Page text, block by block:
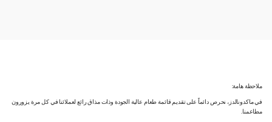
ملاحظة هامة:
في ماكدونالدز، نحرص دائماً على تقديم قائمة طعام عالية الجودة وذات مذاق رائع لعملائنا في كل مرة يزورون
مطاعمنا.